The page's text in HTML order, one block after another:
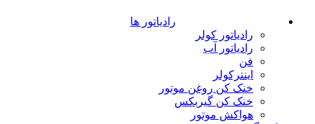
رادیاتور ها
رادیاتور کولر
رادیاتور آب
فن
اینترکولر
خنک کن روغن موتور
خنک کن گیربکس
هواکش موتور